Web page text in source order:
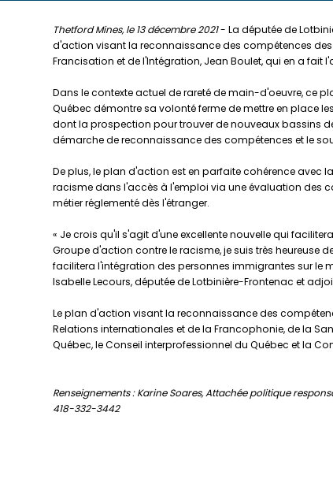
Thetford Mines, le 13 décembre 2021- La députée de
d'action visant la reconnaissance des compétences des
Francisation et de l'Intégration, Jean Boulet, qui en a fait
Dans le contexte actuel de rareté de main-d'oeuvre, ce
Québec démontre sa volonté ferme de mettre en place
dont la prospection pour trouver de nouveaux bassins
démarche de reconnaissance des compétences et le
De plus, le plan d'action est en parfaite cohérence
racisme dans l'accès à l'emploi via une évaluation des
métier réglementé dès l'étranger.
« Je crois qu'il s'agit d'une excellente nouvelle qui
Groupe d'action contre le racisme, je suis très
facilitera l'intégration des personnes immigrantes sur le
Isabelle Lecours, députée de Lotbinière-Frontenac et
Le plan d'action visant la reconnaissance des
Relations internationales et de la Francophonie, de la
Québec, le Conseil interprofessionnel du Québec et la
Renseignements : Karine Soares, Attachée politique
418-332-3442